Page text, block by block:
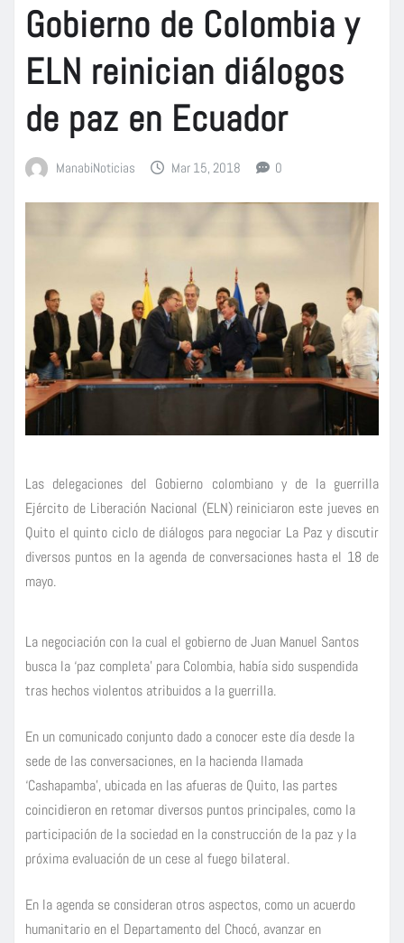
Gobierno de Colombia y
ELN reinician diálogos
de paz en Ecuador
ManabiNoticias Mar 15, 2018 0
Las delegaciones del Gobierno colombiano y de la guerrilla
Ejército de Liberación Nacional (ELN) reiniciaron este jueves en
Quito el quinto ciclo de diálogos para negociar La Paz y discutir
diversos puntos en la agenda de conversaciones hasta el 18 de
mayo.
La negociación con la cual el gobierno de Juan Manuel Santos
busca la ‘paz completa’ para Colombia, había sido suspendida
tras hechos violentos atribuidos a la guerrilla.
En un comunicado conjunto dado a conocer este día desde la
sede de las conversaciones, en la hacienda llamada
‘Cashapamba’, ubicada en las afueras de Quito, las partes
coincidieron en retomar diversos puntos principales, como la
participación de la sociedad en la construcción de la paz y la
próxima evaluación de un cese al fuego bilateral.
En la agenda se consideran otros aspectos, como un acuerdo
humanitario en el Departamento del Chocó, avanzar en